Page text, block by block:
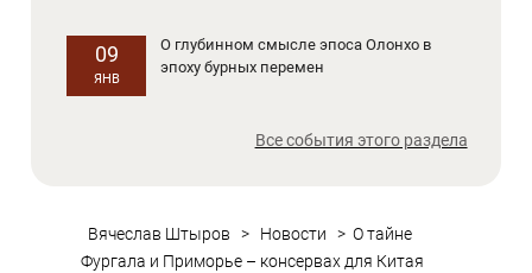
09
ЯНВ
О глубинном смысле эпоса Олонхо в
эпоху бурных перемен
Все события этого раздела
Вячеслав Штыров > Новости > О тайне
Фургала и Приморье – консервах для Китая